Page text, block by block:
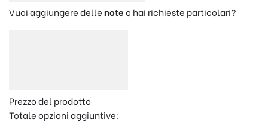
Vuoi aggiungere dellenoteo hai richieste particolari?
Prezzo del prodotto
Totale opzioni aggiuntive: